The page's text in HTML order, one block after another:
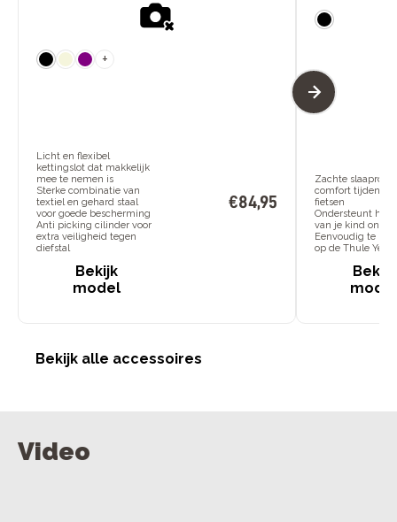
+
Licht en flexibel
kettingslot dat makkelijk
mee te nemen is
Sterke combinatie van
textiel en gehard staal
voor goede bescherming
Anti picking cilinder voor
extra veiligheid tegen
diefstal
€84,95
Bekijk
model
Zachte slaaprol
comfort tijdens
fietsen
Ondersteunt het
van je kind
Eenvoudig te
op de Thule
Bekijk
Bekijk alle accessoires
Video